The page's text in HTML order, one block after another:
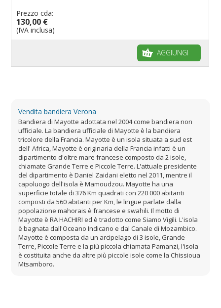
Prezzo cda:
130,00 €
(IVA inclusa)
AGGIUNGI
Vendita bandiera Verona
Bandiera di Mayotte adottata nel 2004 come bandiera non
ufficiale. La bandiera ufficiale di Mayotte è la bandiera
tricolore della Francia. Mayotte è un isola situata a sud est
dell' Africa, Mayotte è originaria della Francia infatti è un
dipartimento d'oltre mare francese composto da 2 isole,
chiamate Grande Terre e Piccole Terre. L'attuale presidente
del dipartimento è Daniel Zaidani eletto nel 2011, mentre il
capoluogo dell'isola è Mamoudzou. Mayotte ha una
superficie totale di 376 Km quadrati con 220 000 abitanti
composti da 560 abitanti per Km, le lingue parlate dalla
popolazione mahorais è francese e swahili. Il motto di
Mayotte è RA HACHIRI ed è tradotto come Siamo Vigili. L'isola
è bagnata dall'Oceano Indicano e dal Canale di Mozambico.
Mayotte è composta da un arcipelago di 3 isole, Grande
Terre, Piccole Terre e la più piccola chiamata Pamanzi, l'isola
è costituita anche da altre più piccole isole come la Chissioua
Mtsamboro.